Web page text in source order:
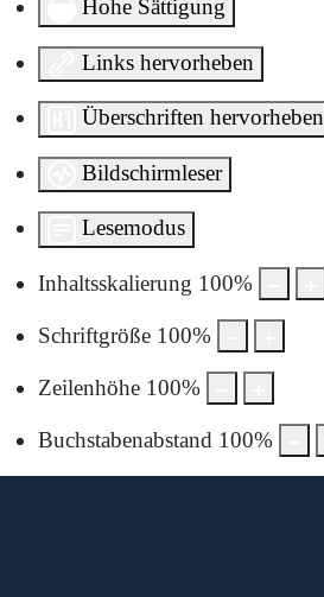
Hohe Sättigung
Links hervorheben
Überschriften hervorheben
Bildschirmleser
Lesemodus
Inhaltsskalierung 100%
Schriftgröße 100%
Zeilenhöhe 100%
Buchstabenabstand 100%